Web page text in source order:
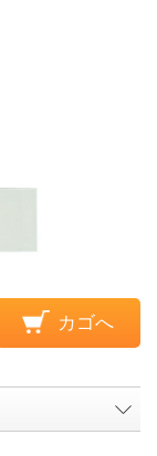
カゴへ